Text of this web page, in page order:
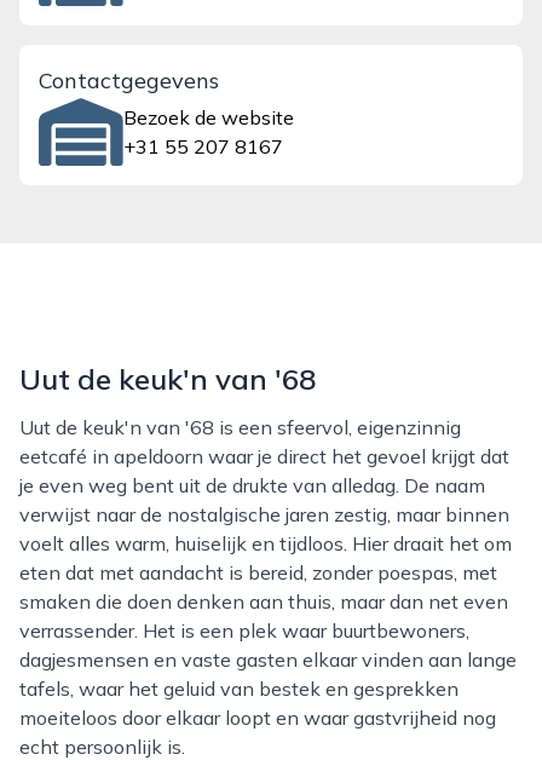
Contactgegevens
Bezoek de website
+31 55 207 8167
Uut de keuk'n van '68
Uut de keuk'n van '68 is een sfeervol, eigenzinnig
eetcafé in apeldoorn waar je direct het gevoel krijgt dat
je even weg bent uit de drukte van alledag. De naam
verwijst naar de nostalgische jaren zestig, maar binnen
voelt alles warm, huiselijk en tijdloos. Hier draait het om
eten dat met aandacht is bereid, zonder poespas, met
smaken die doen denken aan thuis, maar dan net even
verrassender. Het is een plek waar buurtbewoners,
dagjesmensen en vaste gasten elkaar vinden aan lange
tafels, waar het geluid van bestek en gesprekken
moeiteloos door elkaar loopt en waar gastvrijheid nog
echt persoonlijk is.